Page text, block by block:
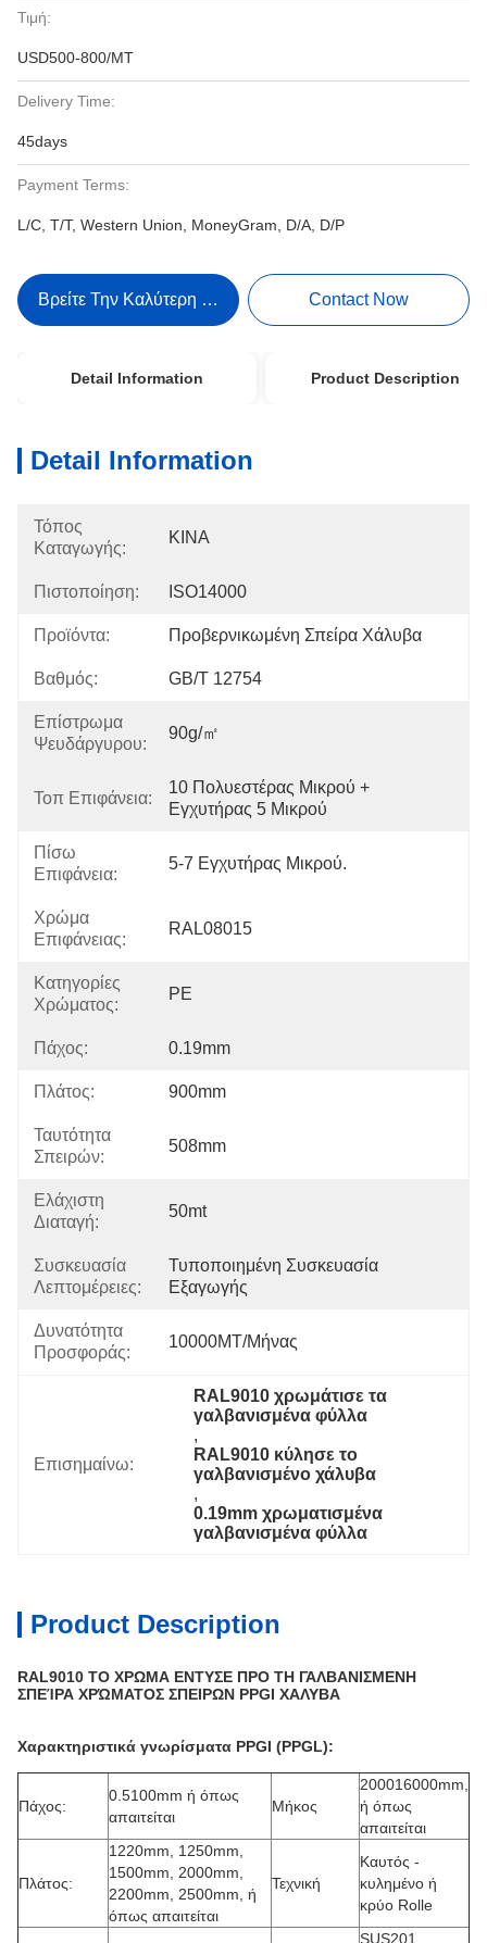
Τιμή:
USD500-800/MT
Delivery Time:
45days
Payment Terms:
L/C, T/T, Western Union, MoneyGram, D/A, D/P
Βρείτε Την Καλύτερη Τιμή Contact Now
Detail Information Product Description
Detail Information
Τόπος
Καταγωγής:
ΚΙΝΑ
Πιστοποίηση: ISO14000
Προϊόντα: Προβερνικωμένη Σπείρα Χάλυβα
Βαθμός: GB/T 12754
Επίστρωμα
Ψευδάργυρου:
90g/㎡
Τοπ Επιφάνεια:
10 Πολυεστέρας Μικρού +
Εγχυτήρας 5 Μικρού
Πίσω
Επιφάνεια:
5-7 Εγχυτήρας Μικρού.
Χρώμα
Επιφάνειας:
RAL08015
Κατηγορίες
Χρώματος:
PE
Πάχος: 0.19mm
Πλάτος: 900mm
Ταυτότητα
Σπειρών:
508mm
Ελάχιστη
Διαταγή:
50mt
Συσκευασία
Λεπτομέρειες:
Τυποποιημένη Συσκευασία
Εξαγωγής
Δυνατότητα
Προσφοράς:
10000MT/μήνας
Επισημαίνω:
RAL9010 χρωμάτισε τα
γαλβανισμένα φύλλα
,
RAL9010 κύλησε το
γαλβανισμένο χάλυβα
,
0.19mm χρωματισμένα
γαλβανισμένα φύλλα
Product Description
RAL9010 ΤΟ ΧΡΩΜΑ ΕΝΤΥΣΕ ΠΡΟ ΤΗ ΓΑΛΒΑΝΙΣΜΕΝΗ
ΣΠΕΊΡΑ ΧΡΏΜΑΤΟΣ ΣΠΕΙΡΩΝ PPGI ΧΑΛΥΒΑ
Χαρακτηριστικά γνωρίσματα PPGI (PPGL):
Πάχος:
0.5100mm ή όπως
απαιτείται
Μήκος
200016000mm,
ή όπως
απαιτείται
Πλάτος:
1220mm, 1250mm,
1500mm, 2000mm,
2200mm, 2500mm, ή
όπως απαιτείται
Τεχνική
Καυτός -
κυλημένο ή
κρύο Rolle
SUS201,